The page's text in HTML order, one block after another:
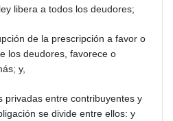
libera a todos los deudores;
de la prescripción a favor o
los deudores, favorece o
y,
privadas entre contribuyentes y
se divide entre ellos: y